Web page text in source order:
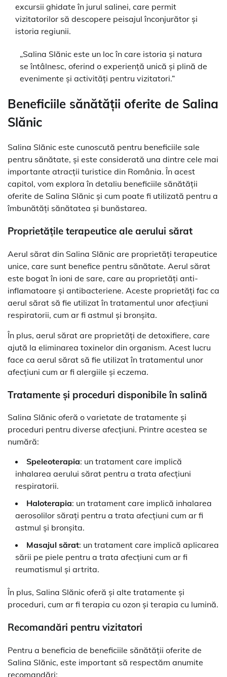
excursii ghidate în jurul salinei, care permit
vizitatorilor să descopere peisajul înconjurător și
istoria regiunii.
„Salina Slănic este un loc în care istoria și natura
se întâlnesc, oferind o experiență unică și plină de
evenimente și activități pentru vizitatori.”
Beneficiile sănătății oferite de Salina
Slănic
Salina Slănic este cunoscută pentru beneficiile sale
pentru sănătate, și este considerată una dintre cele mai
importante atracții turistice din România. În acest
capitol, vom explora în detaliu beneficiile sănătății
oferite de Salina Slănic și cum poate fi utilizată pentru a
îmbunătăți sănătatea și bunăstarea.
Proprietățile terapeutice ale aerului sărat
Aerul sărat din Salina Slănic are proprietăți terapeutice
unice, care sunt benefice pentru sănătate. Aerul sărat
este bogat în ioni de sare, care au proprietăți anti-
inflamatoare și antibacteriene. Aceste proprietăți fac ca
aerul sărat să fie utilizat în tratamentul unor afecțiuni
respiratorii, cum ar fi astmul și bronșita.
În plus, aerul sărat are proprietăți de detoxifiere, care
ajută la eliminarea toxinelor din organism. Acest lucru
face ca aerul sărat să fie utilizat în tratamentul unor
afecțiuni cum ar fi alergiile și eczema.
Tratamente și proceduri disponibile în salină
Salina Slănic oferă o varietate de tratamente și
proceduri pentru diverse afecțiuni. Printre acestea se
numără:
Speleoterapia: un tratament care implică
inhalarea aerului sărat pentru a trata afecțiuni
respiratorii.
Haloterapia: un tratament care implică inhalarea
aerosolilor sărați pentru a trata afecțiuni cum ar fi
astmul și bronșita.
Masajul sărat: un tratament care implică aplicarea
sării pe piele pentru a trata afecțiuni cum ar fi
reumatismul și artrita.
În plus, Salina Slănic oferă și alte tratamente și
proceduri, cum ar fi terapia cu ozon și terapia cu lumină.
Recomandări pentru vizitatori
Pentru a beneficia de beneficiile sănătății oferite de
Salina Slănic, este important să respectăm anumite
recomandări: